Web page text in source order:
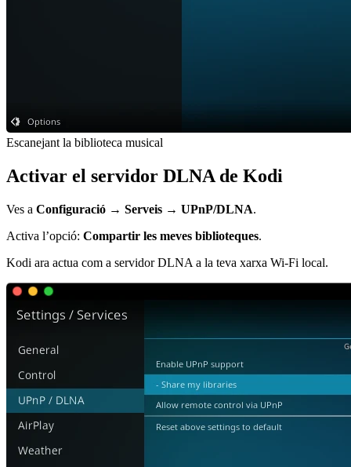
Escanejant la biblioteca musical
Activar el servidor DLNA de Kodi
Ves a Configuració → Serveis → UPnP/DLNA.
Activa l’opció: Compartir les meves biblioteques.
Kodi ara actua com a servidor DLNA a la teva xarxa Wi-Fi local.